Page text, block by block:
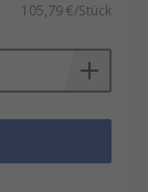
105,79 €/Stück